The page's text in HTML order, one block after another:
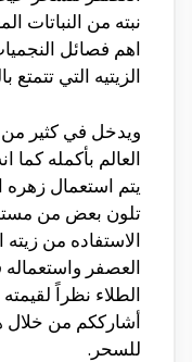
نبته من النباتات
اهم فصائل
الزيتيه التي تتمتع
ويدخل في كثير
العالم بأكمله
يتم استعمال
تلون بعض من
الاستفاده من زيته
العصفر
الطلاء نظراً
أشارككم من خلال
للسحر.